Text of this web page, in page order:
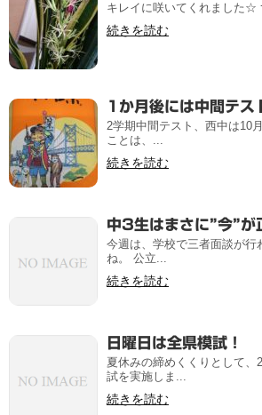
キレイに咲いてくれました☆
続きを読む
1か月後には中間テス
2学期中間テスト、西中は10
ことは、...
続きを読む
中3生はまさに”今”が
今週は、学校で三者面談が行
ね。 公立...
続きを読む
日曜日は全県模試！
夏休みの締めくくりとして、
試を実施しま...
続きを読む